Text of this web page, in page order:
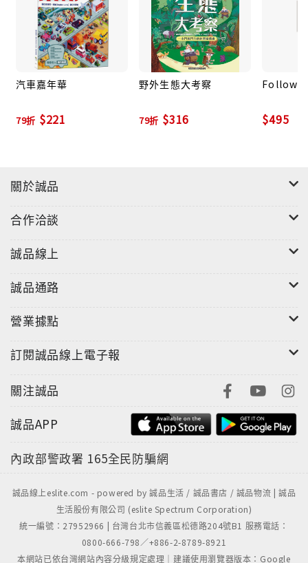
汽車嘉年華
79折 $221
野外生態大考察
79折 $316
Follow
$495
關於誠品
合作洽談
誠品線上
誠品通路
營業據點
訂閱誠品線上電子報
關注誠品
誠品APP
內政部警政署 165全民防騙網
誠品線上eslite.com - powered by 誠品生活 / 誠品書店 / 誠品物流 | 誠品
生活股份有限公司 (eslite Spectrum Corporation)
統一編號：27952966 | 台灣台北市信義區松德路204號B1 服務電話：
0800-666-798／+886-2-8789-8921
本網站已依台灣網站內容分級規定處理｜建議使用瀏覽器版本：Google